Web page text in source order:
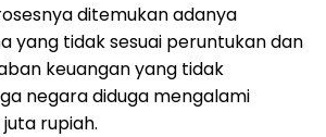
ditemukan adanya
yang tidak sesuai peruntukan dan
keuangan yang tidak
negara diduga mengalami
rupiah.